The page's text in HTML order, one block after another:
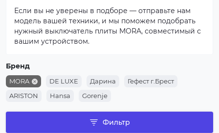
Если вы не уверены в подборе — отправьте нам
модель вашей техники, и мы поможем подобрать
нужный выключатель плиты MORA, совместимый с
вашим устройством.
Бренд
MORA DE LUXE Дарина
Гефест г.Брест
ARISTON
Hansa Gorenje
Фильтр